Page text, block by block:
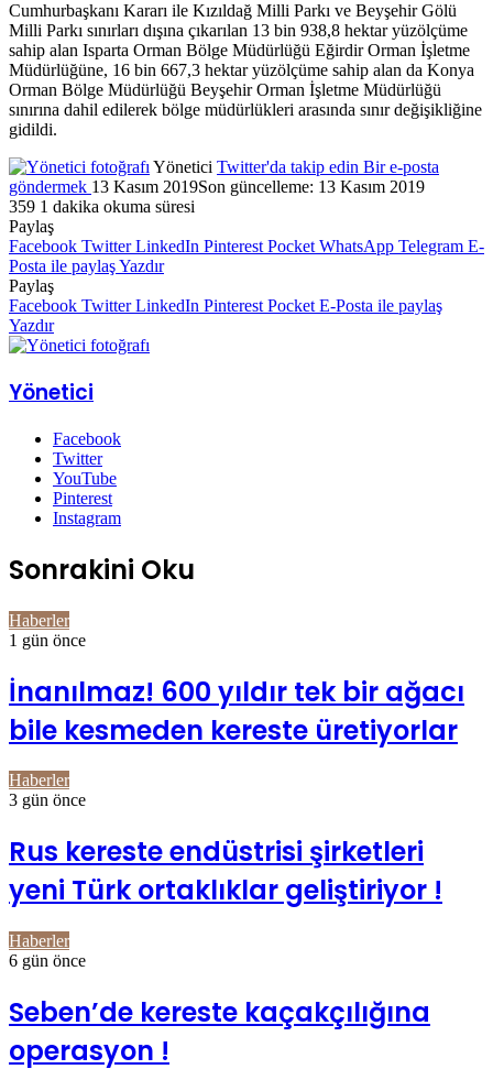
Cumhurbaşkanı Kararı ile Kızıldağ Milli Parkı ve Beyşehir Gölü
Milli Parkı sınırları dışına çıkarılan 13 bin 938,8 hektar yüzölçüme
sahip alan Isparta Orman Bölge Müdürlüğü Eğirdir Orman İşletme
Müdürlüğüne, 16 bin 667,3 hektar yüzölçüme sahip alan da Konya
Orman Bölge Müdürlüğü Beyşehir Orman İşletme Müdürlüğü
sınırına dahil edilerek bölge müdürlükleri arasında sınır değişikliğine
gidildi.
Yönetici Twitter'da takip edin Bir e-posta
göndermek 13 Kasım 2019Son güncelleme: 13 Kasım 2019
359 1 dakika okuma süresi
Paylaş
Facebook Twitter LinkedIn Pinterest Pocket WhatsApp Telegram E-
Posta ile paylaşYazdır
Paylaş
Facebook Twitter LinkedIn Pinterest Pocket E-Posta ile paylaş
Yazdır
Yönetici
Facebook
Twitter
YouTube
Pinterest
Instagram
Sonrakini Oku
Haberler
1 gün önce
İnanılmaz! 600 yıldır tek bir ağacı
bile kesmeden kereste üretiyorlar
Haberler
3 gün önce
Rus kereste endüstrisi şirketleri
yeni Türk ortaklıklar geliştiriyor !
Haberler
6 gün önce
Seben’de kereste kaçakçılığına
operasyon !